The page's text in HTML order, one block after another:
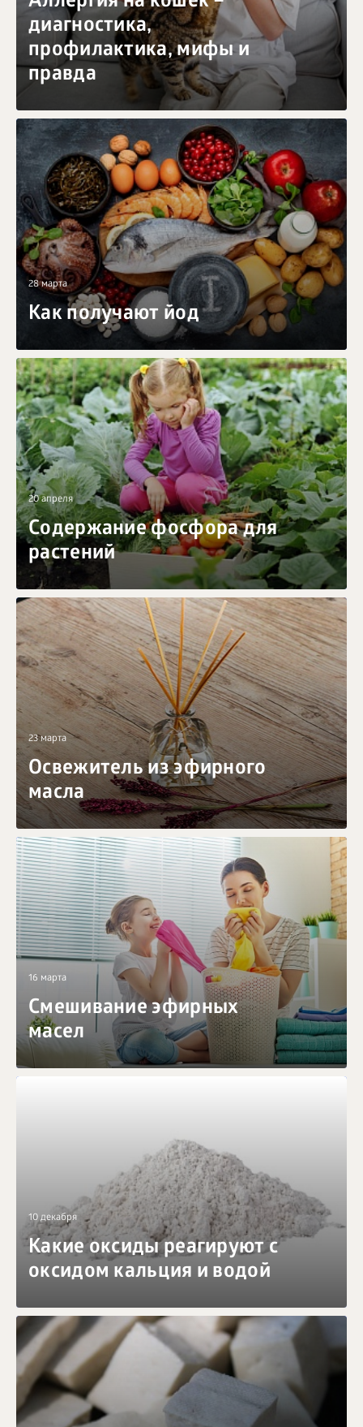
диагностика,
профилактика, мифы и
правда
28 марта
Как получают йод
20 апреля
Содержание фосфора для
растений
23 марта
Освежитель из эфирного
масла
16 марта
Смешивание эфирных
масел
10 декабря
Какие оксиды реагируют с
оксидом кальция и водой